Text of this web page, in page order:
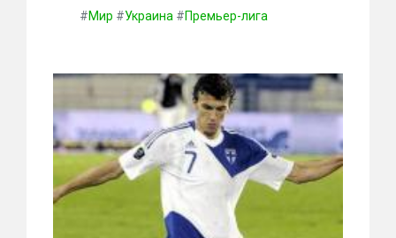
#Мир #Украина #Премьер-лига